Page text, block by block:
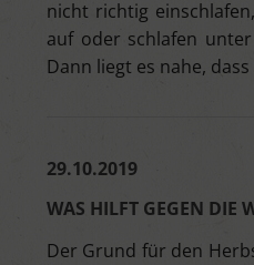
nicht richtig
auf oder schlafen
Dann liegt es nahe,
29.10.2019
WAS HILFT GEGEN DIE
Der Grund für den